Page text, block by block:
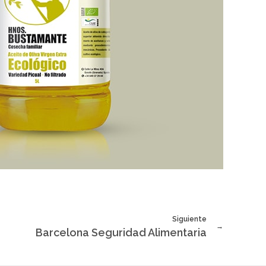
Siguiente
Barcelona Seguridad Alimentaria